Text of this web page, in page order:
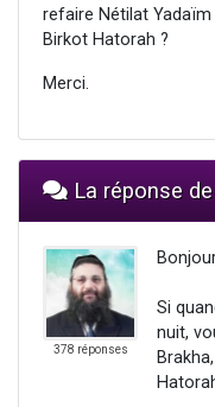
refaire Nétilat
Birkot Hatorah ?
Merci.
La réponse de
378 réponses
Si
nuit,